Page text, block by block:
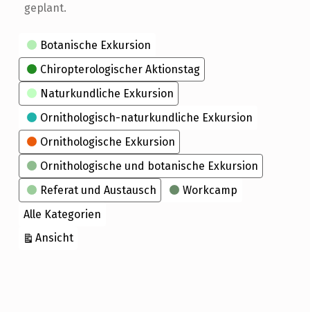
geplant.
Kategorien
Botanische Exkursion
Chiropterologischer Aktionstag
Naturkundliche Exkursion
Ornithologisch-naturkundliche Exkursion
Ornithologische Exkursion
Ornithologische und botanische Exkursion
Referat und Austausch
Workcamp
Alle Kategorien
Ansichtausdrucken